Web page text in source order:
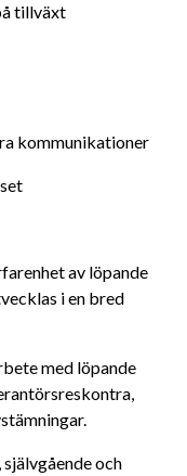
tillväxt
kommunikationer
av löpande
i en bred
med löpande
och